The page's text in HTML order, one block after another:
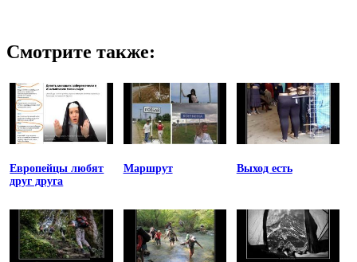
Смотрите также:
Европейцы любят
друг друга
Маршрут Выход есть